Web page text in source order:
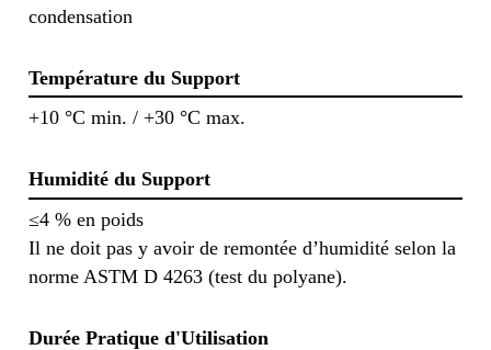
condensation
Température du Support
+10 °C min. / +30 °C max.
Humidité du Support
≤4 % en poids
Il ne doit pas y avoir de remontée d’humidité selon la
norme ASTM D 4263 (test du polyane).
Durée Pratique d'Utilisation